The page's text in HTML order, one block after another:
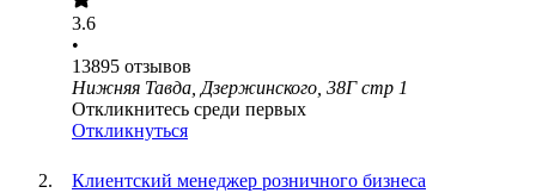
3.6
•
13895 отзывов
Нижняя Тавда, Дзержинского, 38Г стр 1
Откликнитесь среди первых
Откликнуться
Клиентский менеджер розничного бизнеса